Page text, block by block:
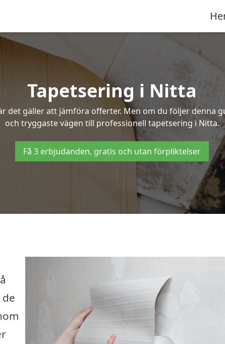
Tapetsering i Nitta
det gäller att jämföra offerter. Men om du följer denna
och tryggaste vägen till professionell tapetsering i Nitta.
Få 3 erbjudanden, gratis och utan förpliktelser